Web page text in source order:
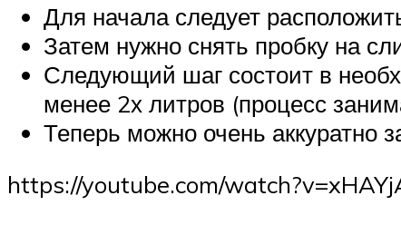
Для начала следует
Затем нужно снять пробку на
Следующий шаг состоит в
менее 2х литров (процесс
Теперь можно очень аккуратно
https://youtube.com/